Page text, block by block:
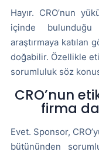
Hayır. CRO’nun
içinde
araştırmaya katılan
doğabilir. Özellikle
sorumluluk söz
CRO’nun
firma
Evet. Sponsor,
bütününden